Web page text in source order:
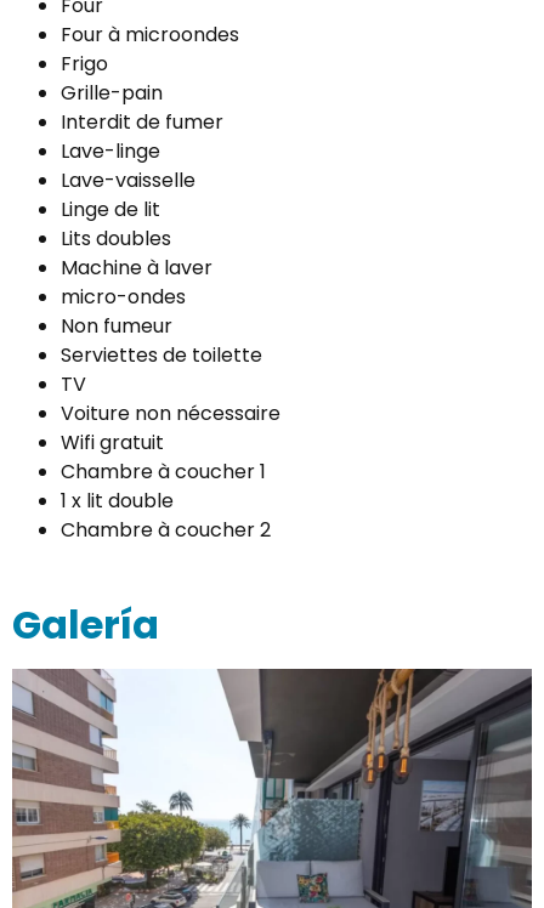
Four à microondes
Frigo
Grille-pain
Interdit de fumer
Lave-linge
Lave-vaisselle
Linge de lit
Lits doubles
Machine à laver
micro-ondes
Non fumeur
Serviettes de toilette
TV
Voiture non nécessaire
Wifi gratuit
Chambre à coucher 1
1 x lit double
Chambre à coucher 2
Galería